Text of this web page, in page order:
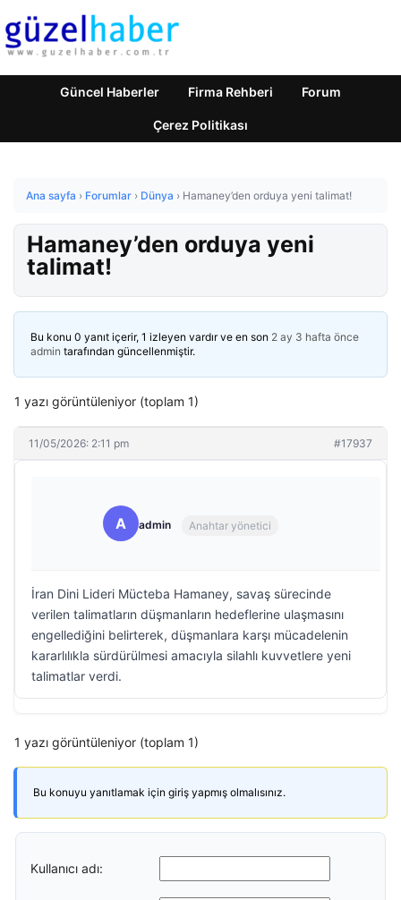
Güncel Haberler Firma Rehberi Forum
Çerez Politikası
Ana sayfa › Forumlar › Dünya › Hamaney’den orduya yeni talimat!
Hamaney’den orduya yeni
talimat!
Bu konu 0 yanıt içerir, 1 izleyen vardır ve en son 2 ay 3 hafta önce
admin tarafından güncellenmiştir.
1 yazı görüntüleniyor (toplam 1)
11/05/2026: 2:11 pm #17937
A admin Anahtar yönetici
İran Dini Lideri Mücteba Hamaney, savaş sürecinde
verilen talimatların düşmanların hedeflerine ulaşmasını
engellediğini belirterek, düşmanlara karşı mücadelenin
kararlılıkla sürdürülmesi amacıyla silahlı kuvvetlere yeni
talimatlar verdi.
1 yazı görüntüleniyor (toplam 1)
Bu konuyu yanıtlamak için giriş yapmış olmalısınız.
Kullanıcı adı: